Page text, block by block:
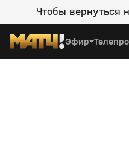
Чтобы вернуться
Эфир